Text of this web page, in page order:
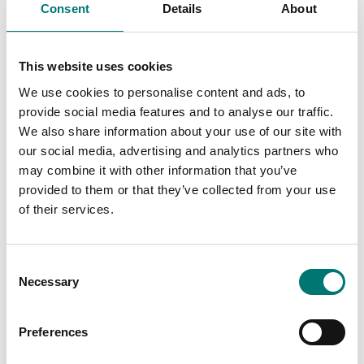
Consent Details About
This website uses cookies
We use cookies to personalise content and ads, to
provide social media features and to analyse our traffic.
We also share information about your use of our site with
our social media, advertising and analytics partners who
may combine it with other information that you’ve
provided to them or that they’ve collected from your use
of their services.
Selection
Necessary
Preferences
Mätinstrument
am
Finns i flera varianter
Pris från: 1 750 kr
Finns i flera varianter
Pris från: 1 540 kr